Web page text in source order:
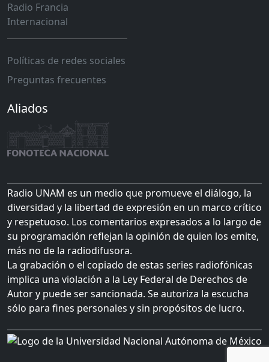
Radio Francia
Internacional
Políticas de redes sociales
Preguntas frecuentes
Aliados
Radio UNAM es un medio que promueve el diálogo, la
diversidad y la libertad de expresión en un marco crítico
y respetuoso. Los comentarios expresados a lo largo de
su programación reflejan la opinión de quien los emite,
más no de la radiodifusora.
La grabación o el copiado de estas series radiofónicas
implica una violación a la Ley Federal de Derechos de
Autor y puede ser sancionada. Se autoriza la escucha
sólo para fines personales y sin propósitos de lucro.